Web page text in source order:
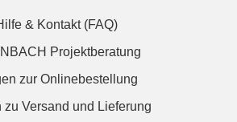
& Kontakt (FAQ)
Projektberatung
zur Onlinebestellung
zu Versand und Lieferung